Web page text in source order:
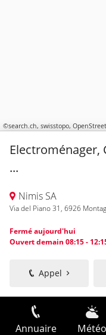
©search.ch, swisstopo,
Electroménager,
...
Nimis SA
Via del Piano 31, 6926
Fermé aujourd'hui
Ouvert demain 08:15 -
Appel
Annuaire Météo